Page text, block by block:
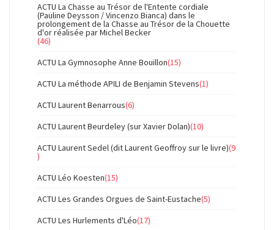
ACTU La Chasse au Trésor de l'Entente cordiale
(Pauline Deysson / Vincenzo Bianca) dans le
prolongement de la Chasse au Trésor de la Chouette
d'or réalisée par Michel Becker
(46)
ACTU La Gymnosophe Anne Bouillon(15)
ACTU La méthode APILI de Benjamin Stevens(1)
ACTU Laurent Benarrous(6)
ACTU Laurent Beurdeley (sur Xavier Dolan)(10)
ACTU Laurent Sedel (dit Laurent Geoffroy sur le livre)(9
)
ACTU Léo Koesten(15)
ACTU Les Grandes Orgues de Saint-Eustache(5)
ACTU Les Hurlements d'Léo(17)